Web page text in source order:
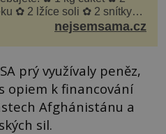
✿ 2 lžíce soli ✿ 2 snítky
kopru ✿ hrst petrželky Nálev: ✿ 400 m...nejsemsama.cz
prý využívaly peněz,
opiem k financování
Afghánistánu a
sil.